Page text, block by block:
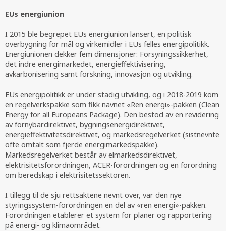
EUs energiunion
I 2015 ble begrepet EUs energiunion lansert, en politisk
overbygning for mål og virkemidler i EUs felles energipolitikk.
Energiunionen dekker fem dimensjoner: Forsyningssikkerhet,
det indre energimarkedet, energieffektivisering,
avkarbonisering samt forskning, innovasjon og utvikling.
EUs energipolitikk er under stadig utvikling, og i 2018-2019 kom
en regelverkspakke som fikk navnet «Ren energi»-pakken (Clean
Energy for all Europeans Package). Den bestod av en revidering
av fornybardirektivet, bygningsenergidirektivet,
energieffektivitetsdirektivet, og markedsregelverket (sistnevnte
ofte omtalt som fjerde energimarkedspakke).
Markedsregelverket består av elmarkedsdirektivet,
elektrisitetsforordningen, ACER-forordningen og en forordning
om beredskap i elektrisitetssektoren.
I tillegg til de sju rettsaktene nevnt over, var den nye
styringssystem-forordningen en del av «ren energi»-pakken.
Forordningen etablerer et system for planer og rapportering
på energi- og klimaområdet.